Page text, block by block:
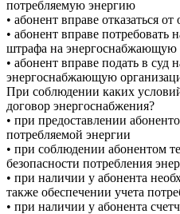
потребляемую энергию
• абонент вправе отказаться
• абонент вправе
штрафа на энергоснабжающую
• абонент вправе подать в суд
энергоснабжающую
При соблюдении каких
договор энергоснабжения?
• при предоставлении
потребляемой энергии
• при соблюдении абонентом
безопасности потребления
• при наличии у абонента
также обеспечении учета
• при наличии у абонента